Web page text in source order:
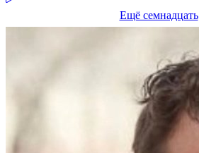
Ещё семнадцать